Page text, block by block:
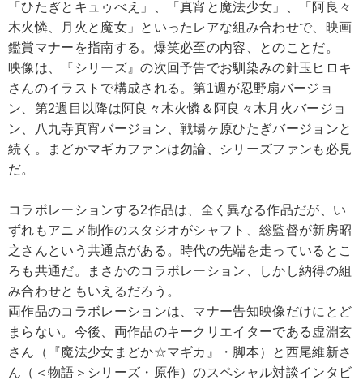
「ひたぎとキュゥべえ」、「真宵と魔法少女」、「阿良々
木火憐、月火と魔女」といったレアな組み合わせで、映画
鑑賞マナーを指南する。爆笑必至の内容、とのことだ。
映像は、『シリーズ』の次回予告でお馴染みの針玉ヒロキ
さんのイラストで構成される。第1週が忍野扇バージョ
ン、第2週目以降は阿良々木火憐＆阿良々木月火バージョ
ン、八九寺真宵バージョン、戦場ヶ原ひたぎバージョンと
続く。まどかマギカファンは勿論、シリーズファンも必見
だ。
コラボレーションする2作品は、全く異なる作品だが、い
ずれもアニメ制作のスタジオがシャフト、総監督が新房昭
之さんという共通点がある。時代の先端を走っているとこ
ろも共通だ。まさかのコラボレーション、しかし納得の組
み合わせともいえるだろう。
両作品のコラボレーションは、マナー告知映像だけにとど
まらない。今後、両作品のキークリエイターである虚淵玄
さん（『魔法少女まどか☆マギカ』・脚本）と西尾維新さ
ん（＜物語＞シリーズ・原作）のスペシャル対談インタビ